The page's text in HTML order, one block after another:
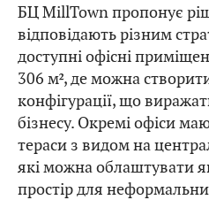
БЦ MillTown пропонує
відповідають різним
доступні офісні
306 м², де можна
конфігурації, що
бізнесу. Окремі офіси
тераси з видом на
які можна облаштувати
простір для